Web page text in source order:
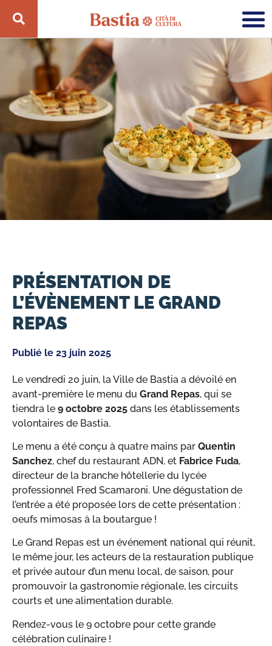
PRÉSENTATION DE
L’ÉVÈNEMENT LE GRAND
REPAS
Publié le 23 juin 2025
Le vendredi 20 juin, la Ville de Bastia a dévoilé en
avant-première le menu du Grand Repas, qui se
tiendra le 9 octobre 2025 dans les établissements
volontaires de Bastia.
Le menu a été conçu à quatre mains par Quentin
Sanchez, chef du restaurant ADN, et Fabrice Fuda,
directeur de la branche hôtellerie du lycée
professionnel Fred Scamaroni. Une dégustation de
l’entrée a été proposée lors de cette présentation :
oeufs mimosas à la boutargue !
Le Grand Repas est un événement national qui réunit,
le même jour, les acteurs de la restauration publique
et privée autour d’un menu local, de saison, pour
promouvoir la gastronomie régionale, les circuits
courts et une alimentation durable.
Rendez-vous le 9 octobre pour cette grande
célébration culinaire !